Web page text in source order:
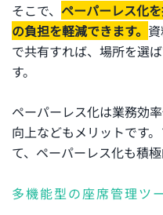
そこで、 ペーパーレス化
の負担を軽減できます。
で共有すれば、場所を選
す。
ペーパーレス化は業務効
向上などもメリットです
て、ペーパーレス化も積
多機能型の座席管理ツ